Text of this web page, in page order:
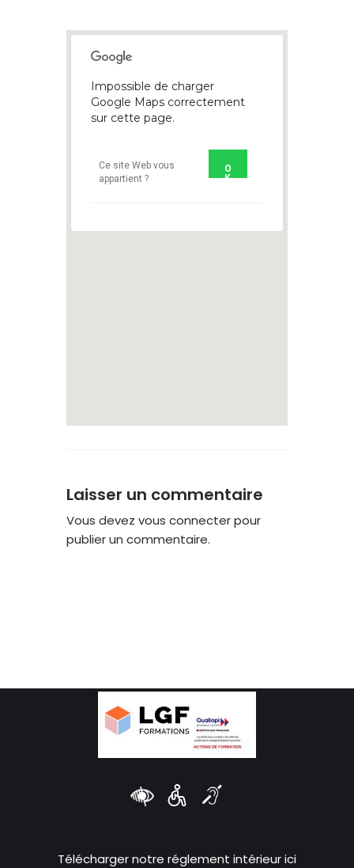
Impossible de charger
Google Maps correctement
sur cette page.
Ce site Web vous
appartient ?
O
K
Laisser un commentaire
Vous devez vous connecterpour
publier un commentaire.
Télécharger notre réglement intérieur ici